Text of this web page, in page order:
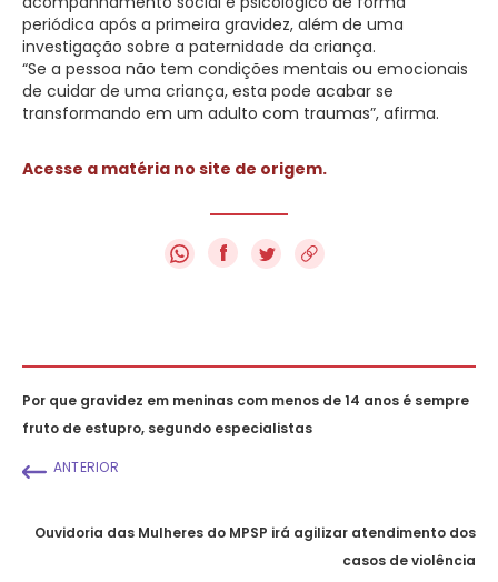
periódica após a primeira gravidez, além de uma
investigação sobre a paternidade da criança.
“Se a pessoa não tem condições mentais ou emocionais
de cuidar de uma criança, esta pode acabar se
transformando em um adulto com traumas”, afirma.
Acesse a matéria no site de origem.
f
Por que gravidez em meninas com menos de 14 anos é sempre
fruto de estupro, segundo especialistas
ANTERIOR
Ouvidoria das Mulheres do MPSP irá agilizar atendimento dos
casos de violência